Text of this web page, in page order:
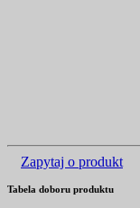
Zapytaj o produkt
Tabela doboru produktu